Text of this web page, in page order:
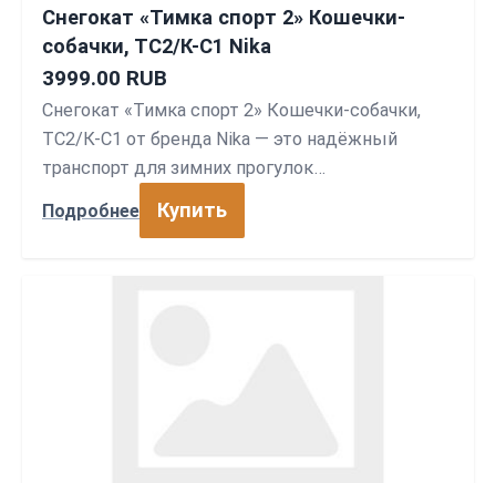
Снегокат «Тимка спорт 2» Кошечки-
собачки, ТС2/К-С1 Nika
3999.00 RUB
Снегокат «Тимка спорт 2» Кошечки-собачки,
ТС2/К-С1 от бренда Nika — это надёжный
транспорт для зимних прогулок…
Подробнее Купить